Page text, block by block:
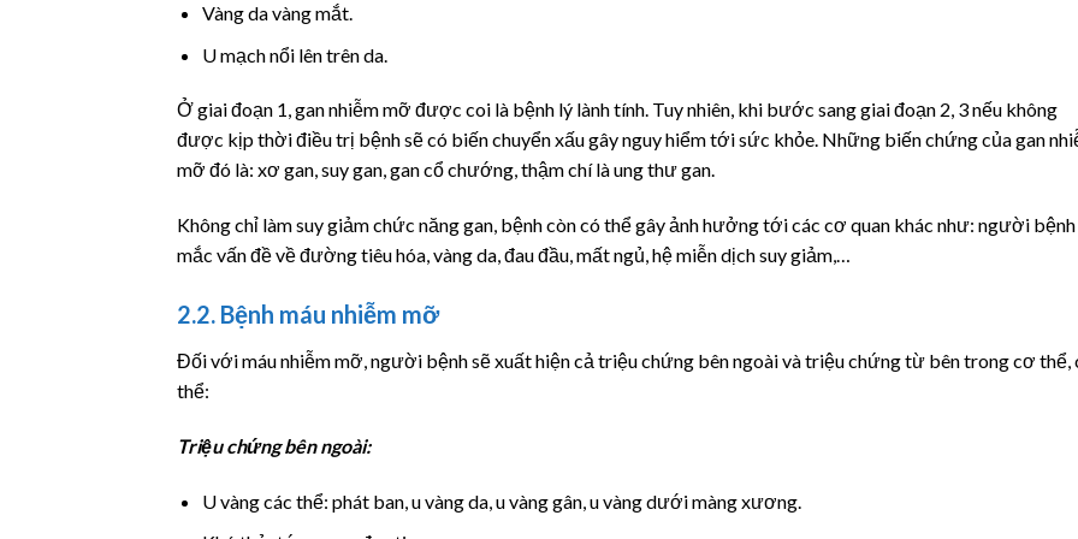
Vàng da vàng mắt.
U mạch nổi lên trên da.
Ở giai đoạn 1, gan nhiễm mỡ được coi là bệnh lý lành tính. Tuy nhiên, khi bước sang giai đoạn 2, 3 nếu không
được kịp thời điều trị bệnh sẽ có biến chuyển xấu gây nguy hiểm tới sức khỏe. Những biến chứng của gan
mỡ đó là: xơ gan, suy gan, gan cổ chướng, thậm chí là ung thư gan.
Không chỉ làm suy giảm chức năng gan, bệnh còn có thể gây ảnh hưởng tới các cơ quan khác như: người
mắc vấn đề về đường tiêu hóa, vàng da, đau đầu, mất ngủ, hệ miễn dịch suy giảm,…
2.2. Bệnh máu nhiễm mỡ
Đối với máu nhiễm mỡ, người bệnh sẽ xuất hiện cả triệu chứng bên ngoài và triệu chứng từ bên trong cơ thể,
thể:
Triệu chứng bên ngoài:
U vàng các thể: phát ban, u vàng da, u vàng gân, u vàng dưới màng xương.